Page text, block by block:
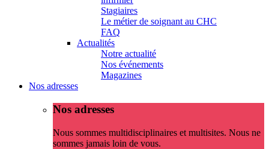
Stagiaires
Le métier de soignant au CHC
FAQ
Actualités
Notre actualité
Nos événements
Magazines
Nos adresses
Nos adresses
Nous sommes multidisciplinaires et multisites. Nous ne
sommes jamais loin de vous.